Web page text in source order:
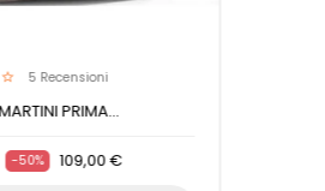
5 Recensioni
PRIMA...
-50% 109,00 €